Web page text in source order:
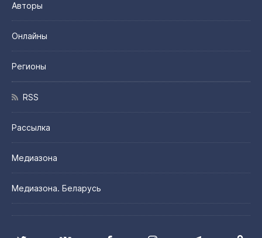
Авторы
Онлайны
Регионы
RSS
Рассылка
Медиазона
Медиазона. Беларусь